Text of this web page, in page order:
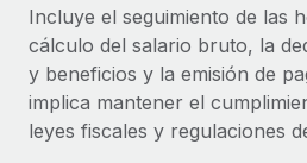
Contractor Management
Integra y gestiona a
PEO
Externaliza tareas laborales
Compáranos con otras
ETAPAS DE CRECIMIENTO
Startups
Calculadora de pagos a
Descubre opciones de
autónomos globales.
Nederlands
Français
Iniciar
Incluye el seguimiento de las
cálculo del salario bruto, la
y beneficios y la emisión de
implica mantener el
leyes fiscales y regulaciones